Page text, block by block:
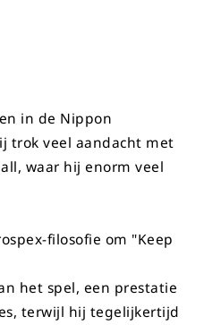
in de Nippon
trok veel aandacht met
waar hij enorm veel
filosofie om "Keep
het spel, een prestatie
terwijl hij tegelijkertijd